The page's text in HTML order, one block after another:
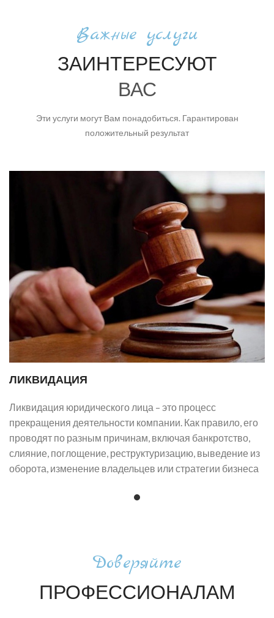
Важные услуги
ЗАИНТЕРЕСУЮТ
ВАС
Эти услуги могут Вам понадобиться. Гарантирован
положительный результат
ЛИКВИДАЦИЯ
Ликвидация юридического лица – это процесс
прекращения деятельности компании. Как правило, его
проводят по разным причинам, включая банкротство,
слияние, поглощение, реструктуризацию, выведение из
оборота, изменение владельцев или стратегии бизнеса
Доверяйте
ПРОФЕССИОНАЛАМ